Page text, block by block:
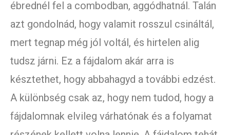
ébrednél fel a combodban, aggódhatnál. Talán
azt gondolnád, hogy valamit rosszul csináltál,
mert tegnap még jól voltál, és hirtelen alig
tudsz járni. Ez a fájdalom akár arra is
késztethet, hogy abbahagyd a további edzést.
A különbség csak az, hogy nem tudod, hogy a
fájdalomnak elvileg várhatónak és a folyamat